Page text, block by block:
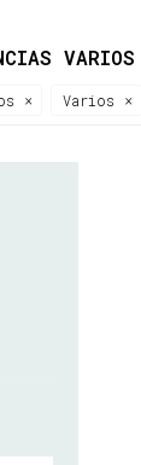
VARIOS
Varios